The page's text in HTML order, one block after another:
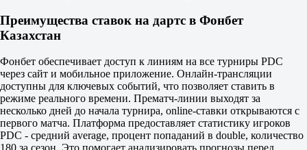
Преимущества ставок на дартс в Фонбет
Казахстан
Фонбет обеспечивает доступ к линиям на все турниры PDC
через сайт и мобильное приложение. Онлайн-трансляции
доступны для ключевых событий, что позволяет ставить в
режиме реального времени. Прематч-линии выходят за
несколько дней до начала турнира, online-ставки открываются с
первого матча. Платформа предоставляет статистику игроков
PDC - средний average, процент попаданий в double, количество